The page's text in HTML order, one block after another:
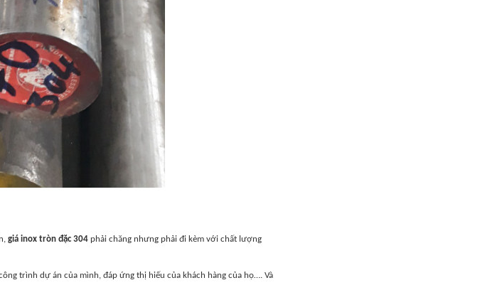
giá inox tròn đặc 304 phải chăng nhưng phải đi kèm với chất lượng
trình dự án của mình, đáp ứng thị hiếu của khách hàng của họ…. Và